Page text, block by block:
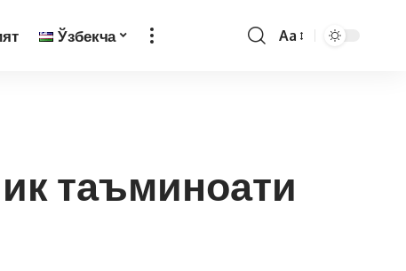
Ўзбекча Aa
таъминоати